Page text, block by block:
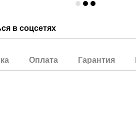
в соцсетях
Оплата Гарантия